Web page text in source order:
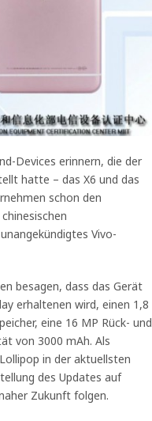
Devices erinnern, die der
hatte – das X6 und das
schon den
Vivo-
besagen, dass das Gerät
erhaltenen wird, einen 1,8
eine 16 MP Rück- und
von 3000 mAh. Als
in der aktuellsten
des Updates auf
Zukunft folgen.